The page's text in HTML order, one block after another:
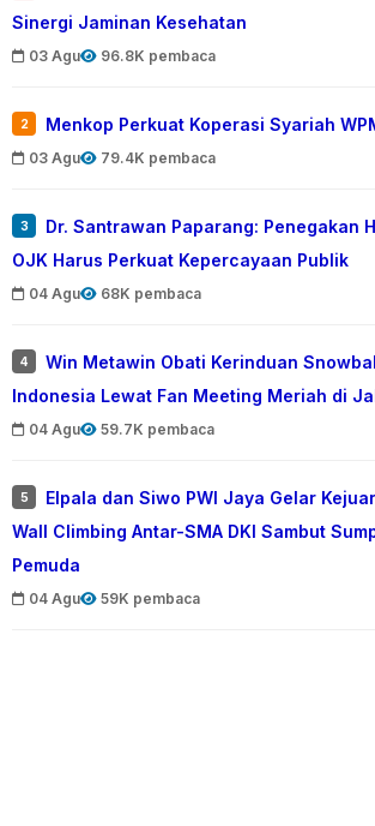
Sinergi Jaminan Kesehatan
03 Agu 96.8K pembaca
2 Menkop Perkuat Koperasi Syariah
03 Agu 79.4K pembaca
3
Dr. Santrawan Paparang: Penegakan
OJK Harus Perkuat Kepercayaan Publik
04 Agu 68K pembaca
4
Win Metawin Obati Kerinduan
Indonesia Lewat Fan Meeting Meriah di
04 Agu 59.7K pembaca
5
Elpala dan Siwo PWI Jaya Gelar
Wall Climbing Antar-SMA DKI Sambut
Pemuda
04 Agu 59K pembaca